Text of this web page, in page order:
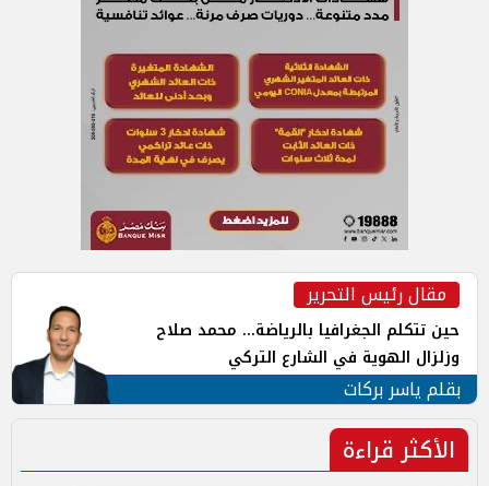
مقال رئيس التحرير
حين تتكلم الجغرافيا بالرياضة... محمد صلاح
وزلزال الهوية في الشارع التركي
بقلم ياسر بركات
الأكثر قراءة